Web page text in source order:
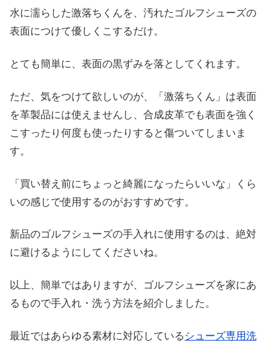
水に濡らした激落ちくんを、汚れたゴルフシューズの
表面につけて優しくこするだけ。
とても簡単に、表面の黒ずみを落としてくれます。
ただ、気をつけて欲しいのが、「激落ちくん」は表面
を革製品には使えませんし、合成皮革でも表面を強く
こすったり何度も使ったりすると傷ついてしまいま
す。
「買い替え前にちょっと綺麗になったらいいな」くら
いの感じで使用するのがおすすめです。
新品のゴルフシューズの手入れに使用するのは、絶対
に避けるようにしてくださいね。
以上、簡単ではありますが、ゴルフシューズを家にあ
るもので手入れ・洗う方法を紹介しました。
最近ではあらゆる素材に対応している シューズ専用洗